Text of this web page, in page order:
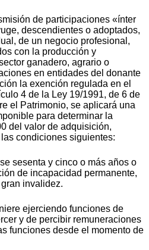
de participaciones «ínter
descendientes o adoptados,
de un negocio profesional,
con la producción y
ganadero, agrario o
en entidades del donante
la exención regulada en el
4 de la Ley 19/1991, de 6 de
el Patrimonio, se aplicará una
para determinar la
del valor de adquisición,
condiciones siguientes:
sesenta y cinco o más años o
de incapacidad permanente,
invalidez.
ejerciendo funciones de
y de percibir remuneraciones
funciones desde el momento de